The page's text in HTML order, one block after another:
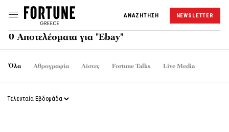
ΑΝΑΖΗΤΗΣΗ NEWSLETTER
0 Αποτελέσματα για "Ebay"
Όλα Αθρογραφία Λίστες Fortune Talks Live Media